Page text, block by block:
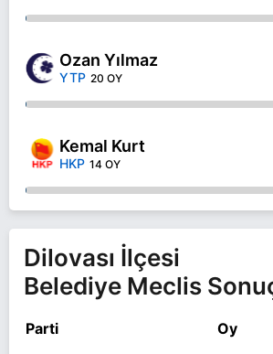
Ozan Yılmaz
YTP 20 OY
Kemal Kurt
HKP 14 OY
Dilovası İlçesi
Belediye Meclis
Parti Oy